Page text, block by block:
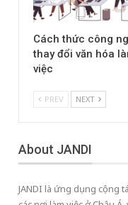
Cách thức công
thay đổi văn hóa
việc
PREV NEXT
About JANDI
JANDI là ứng dụng cộng